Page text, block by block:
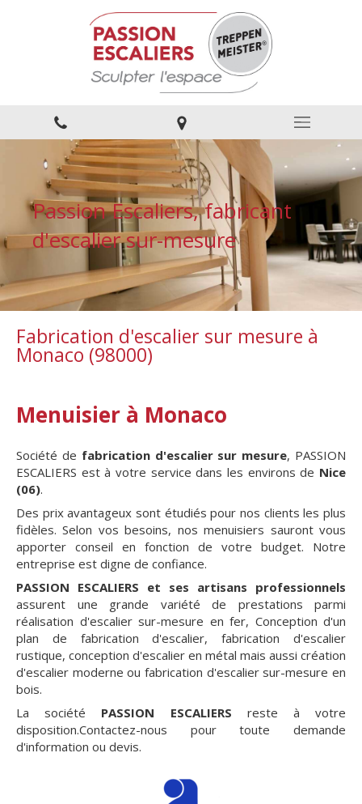
Passion Escaliers, fabricant
d'escalier sur-mesure
Fabrication d'escalier sur mesure à
Monaco (98000)
Menuisier à Monaco
Société de fabrication d'escalier sur mesure, PASSION
ESCALIERS est à votre service dans les environs de Nice
(06).
Des prix avantageux sont étudiés pour nos clients les plus
fidèles. Selon vos besoins, nos menuisiers sauront vous
apporter conseil en fonction de votre budget. Notre
entreprise est digne de confiance.
PASSION ESCALIERS et ses artisans professionnels
assurent une grande variété de prestations parmi
réalisation d'escalier sur-mesure en fer, Conception d'un
plan de fabrication d'escalier, fabrication d'escalier
rustique, conception d'escalier en métal mais aussi création
d'escalier moderne ou fabrication d'escalier sur-mesure en
bois.
La société PASSION ESCALIERS reste à votre
disposition.Contactez-nous pour toute demande
d'information ou devis.